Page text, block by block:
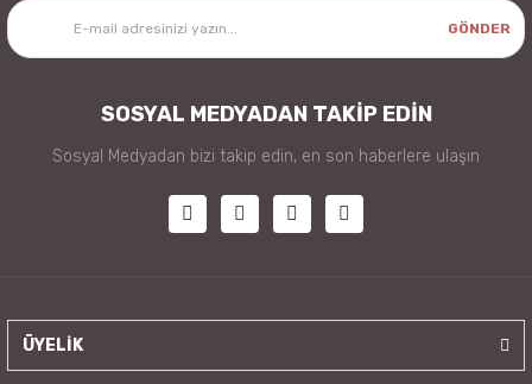
GÖNDER
SOSYAL MEDYADAN TAKİP EDİN
Sosyal Medyadan bizi takip edin, en son haberlere ulaşın
ÜYELİK